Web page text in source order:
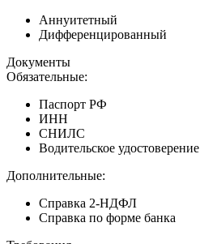
Аннуитетный
Дифференцированный
Документы
Обязательные:
Паспорт РФ
ИНН
СНИЛС
Водительское удостоверение
Дополнительные:
Справка 2-НДФЛ
Справка по форме банка